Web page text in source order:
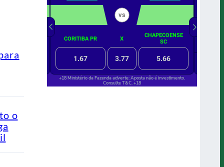
o